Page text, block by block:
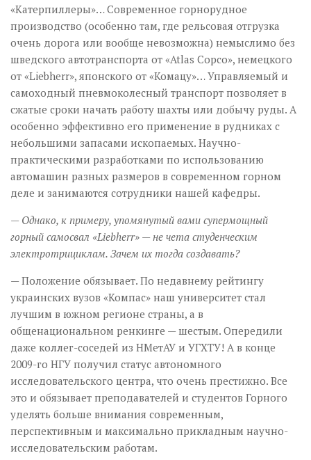
«Катерпиллеры»… Современное горнорудное
производство (особенно там, где рельсовая отгрузка
очень дорога или вообще невозможна) немыслимо без
шведского автотранспорта от «Atlas Copco», немецкого
от «Liebherr», японского от «Комацу»… Управляемый и
самоходный пневмоколесный транспорт позволяет в
сжатые сроки начать работу шахты или добычу руды. А
особенно эффективно его применение в рудниках с
небольшими запасами ископаемых. Научно-
практическими разработками по использованию
автомашин разных размеров в современном горном
деле и занимаются сотрудники нашей кафедры.
— Однако, к примеру, упомянутый вами супермощный
горный самосвал «Liebherr» — не чета студенческим
электротрициклам. Зачем их тогда создавать?
— Положение обязывает. По недавнему рейтингу
украинских вузов «Компас» наш университет стал
лучшим в южном регионе страны, а в
общенациональном ренкинге — шестым. Опередили
даже коллег-соседей из НМетАУ и УГХТУ! А в конце
2009-го НГУ получил статус автономного
исследовательского центра, что очень престижно. Все
это и обязывает преподавателей и студентов Горного
уделять больше внимания современным,
перспективным и максимально прикладным научно-
исследовательским работам.